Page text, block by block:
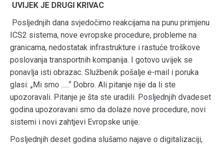
UVIJEK JE DRUGI KRIVAC
Posljednjih dana svjedočimo reakcijama na punu primjenu
ICS2 sistema, nove evropske procedure, probleme na
granicama, nedostatak infrastrukture i rastuće troškove
poslovanja transportnih kompanija. I gotovo uvijek se
ponavlja isti obrazac. Službenik pošalje e-mail i poruka
glasi: „Mi smo …..“ Dobro. Ali pitanje nije da li ste
upozoravali. Pitanje je šta ste uradili. Posljednjih dvadeset
godina upozoravani smo da dolaze nove procedure, novi
sistemi i novi zahtjevi Evropske unije.
Posljednjih deset godina slušamo najave o digitalizaciji,